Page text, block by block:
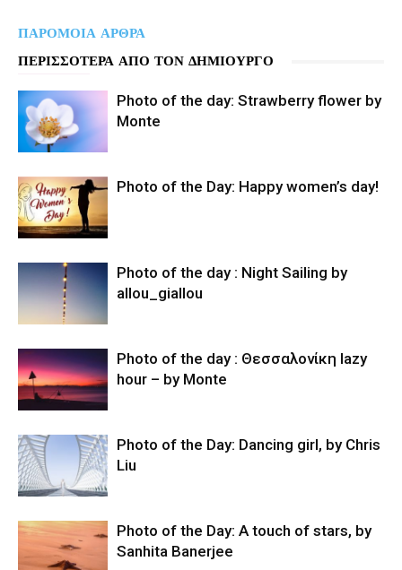
ΠΑΡΟΜΟΙΑ ΑΡΘΡΑ
ΠΕΡΙΣΣΟΤΕΡΑ ΑΠΟ ΤΟΝ ΔΗΜΙΟΥΡΓΟ
Photo of the day: Strawberry flower by
Monte
Photo of the Day: Happy women’s day!
Photo of the day : Night Sailing by
allou_giallou
Photo of the day : Θεσσαλονίκη lazy
hour – by Monte
Photo of the Day: Dancing girl, by Chris
Liu
Photo of the Day: A touch of stars, by
Sanhita Banerjee